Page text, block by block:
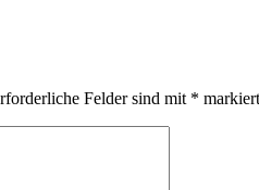
Felder sind mit * markiert